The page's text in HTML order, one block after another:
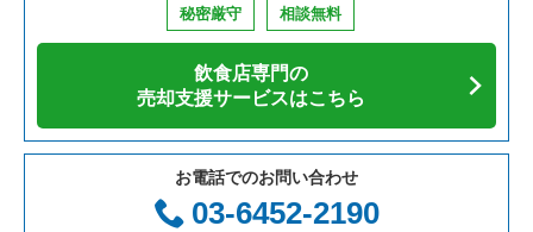
カフェの居抜き売却物件の案件一覧
テイクアウトの居抜き売却物件の案件一覧
お弁当・惣菜・デリの居抜き売却物件の案件一覧
愛知県の飲食店の居抜き売却物件の案件一覧
岐阜県の飲食店の居抜き売却物件の案件一覧
三重県の飲食店の居抜き売却物件の案件一覧
千代田区の飲食店の居抜き売却物件の案件一覧
港区の飲食店の居抜き売却物件の案件一覧
足立区の飲食店の居抜き売却物件の案件一覧
東京23区の焼肉の居抜き売却物件の案件一覧
東京23区の鉄板焼き・お好み焼の居抜き売却物件の案件一覧
東京23区のアジア料理の居抜き売却物件の案件一覧
目黒区の焼肉の居抜き売却物件の案件一覧
目黒区のアジア料理の居抜き売却物件の案件一覧
目黒区のカフェの居抜き売却物件の案件一覧
秘密厳守 相談無料
飲食店専門の
売却支援サービスはこちら
お電話でのお問い合わせ
03-6452-2190